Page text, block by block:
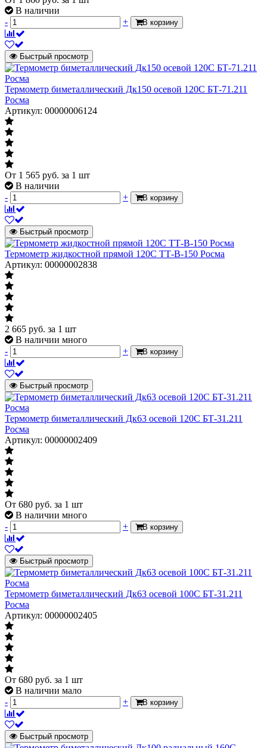
В наличии
-
+ В корзину
Быстрый просмотр
Термометр биметаллический Дк150 осевой 120С БТ-71.211
Росма
Артикул: 00000006124
От 1 565 руб. за 1 шт
В наличии
-
+ В корзину
Быстрый просмотр
Термометр жидкостной прямой 120С ТТ-В-150 Росма
Артикул: 00000002838
2 665 руб. за 1 шт
В наличии много
-
+ В корзину
Быстрый просмотр
Термометр биметаллический Дк63 осевой 120С БТ-31.211
Росма
Артикул: 00000002409
От 680 руб. за 1 шт
В наличии много
-
+ В корзину
Быстрый просмотр
Термометр биметаллический Дк63 осевой 100С БТ-31.211
Росма
Артикул: 00000002405
От 680 руб. за 1 шт
В наличии мало
-
+ В корзину
Быстрый просмотр